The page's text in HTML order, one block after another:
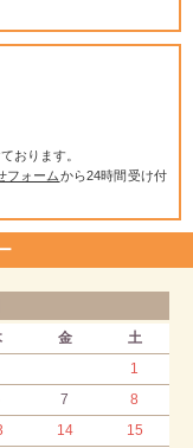
おります。
フォームから24時間受け付
金
土
1
7
8
14
15